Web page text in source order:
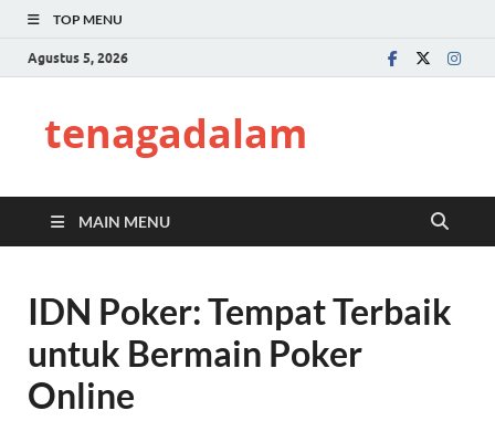
TOP MENU
Agustus 5, 2026
tenagadalam
MAIN MENU
IDN Poker: Tempat Terbaik
untuk Bermain Poker
Online